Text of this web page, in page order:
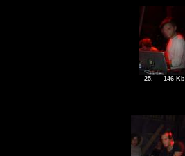
25. 146 Kb